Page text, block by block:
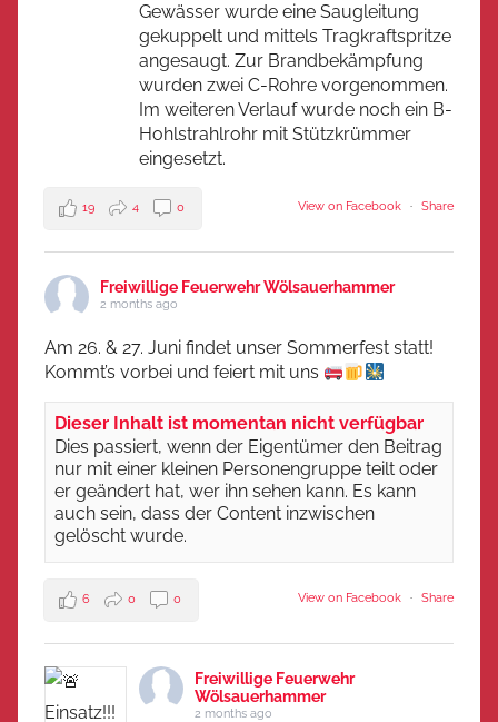
Gewässer wurde eine Saugleitung
gekuppelt und mittels Tragkraftspritze
angesaugt. Zur Brandbekämpfung
wurden zwei C-Rohre vorgenommen.
Im weiteren Verlauf wurde noch ein B-
Hohlstrahlrohr mit Stützkrümmer
eingesetzt.
View on Facebook · Share
19 4 0
Freiwillige Feuerwehr Wölsauerhammer
2 months ago
Am 26. & 27. Juni findet unser Sommerfest statt!
Kommt’s vorbei und feiert mit uns
Dieser Inhalt ist momentan nicht verfügbar
Dies passiert, wenn der Eigentümer den Beitrag
nur mit einer kleinen Personengruppe teilt oder
er geändert hat, wer ihn sehen kann. Es kann
auch sein, dass der Content inzwischen
gelöscht wurde.
View on Facebook · Share
6 0 0
Freiwillige Feuerwehr
Wölsauerhammer
2 months ago